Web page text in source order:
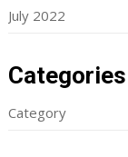
July 2022
Categories
Category